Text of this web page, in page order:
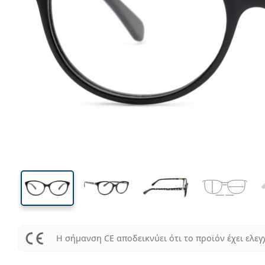
Μήκος σκελετού
40 mm
Ύψος φακού Μήκος φακού
Μήκος
Η σήμανση CE αποδεικνύει ότι το προϊόν έχει